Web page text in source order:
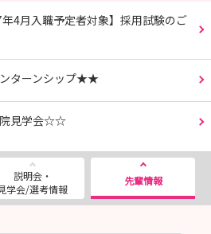
年4月入職予定者対象】採用試験のご
ターンシップ★★
見学会☆☆
説明会・
学会/選考情報
先輩情報